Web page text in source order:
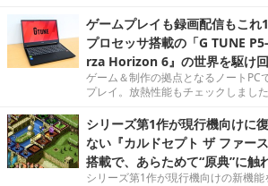
ゲームプレイも録画配信もこ
プロセッサ搭載の「G TUNE
rza Horizon 6』の世界を駆け
ゲーム＆制作の拠点となるノートPC
プレイ。放熱性能もチェックしました
シリーズ第1作が現行機向けに
ない『カルドセプト ザ ファー
搭載で、あらためて“原典”に触
シリーズ第1作が現行機向けの新機能